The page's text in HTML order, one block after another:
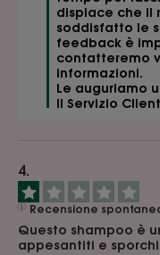
dispiace che il
soddisfatto le
feedback è
contatteremo
informazioni.
Le auguriamo
Il Servizio
Recensione
Questo shampoo è
appesantiti e